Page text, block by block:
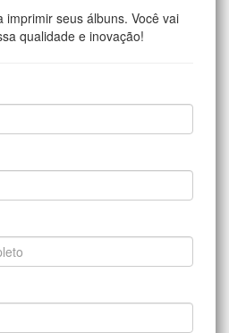
imprimir seus álbuns. Você vai
qualidade e inovação!